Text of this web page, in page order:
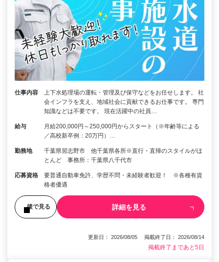
仕事内容
上下水処理場の運転・管理及び保守などをお任せします。 社
会インフラを支え、地域社会に貢献できるお仕事です。 専門
知識などは不要です。 現在活躍中の社員…
給与
月給200,000円～250,000円からスタート（※年齢等による
／高校新卒例：20万円）…
勤務地
千葉県習志野市 他千葉県各所※直行・直帰のスタイルがほ
とんど 事務所：千葉県八千代市
応募資格
要普通自動車免許、学歴不問・未経験者歓迎！ ※各種有資
格者優遇
後で見る 詳細を見る
更新日： 2026/08/05 掲載終了日： 2026/08/14
掲載終了まであと5日